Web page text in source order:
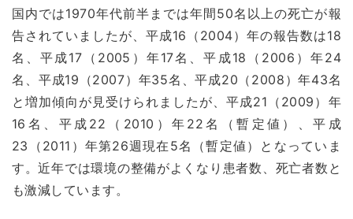
国内では1970年代前半までは年間50名以上の死亡が報
告されていましたが、平成16（2004）年の報告数は18
名、平成17（2005）年17名、平成18（2006）年24
名、平成19（2007）年35名、平成20（2008）年43名
と増加傾向が見受けられましたが、平成21（2009）年
16名、平成22（2010）年22名（暫定値）、平成
23（2011）年第26週現在5名（暫定値）となっていま
す。近年では環境の整備がよくなり患者数、死亡者数と
も激減しています。